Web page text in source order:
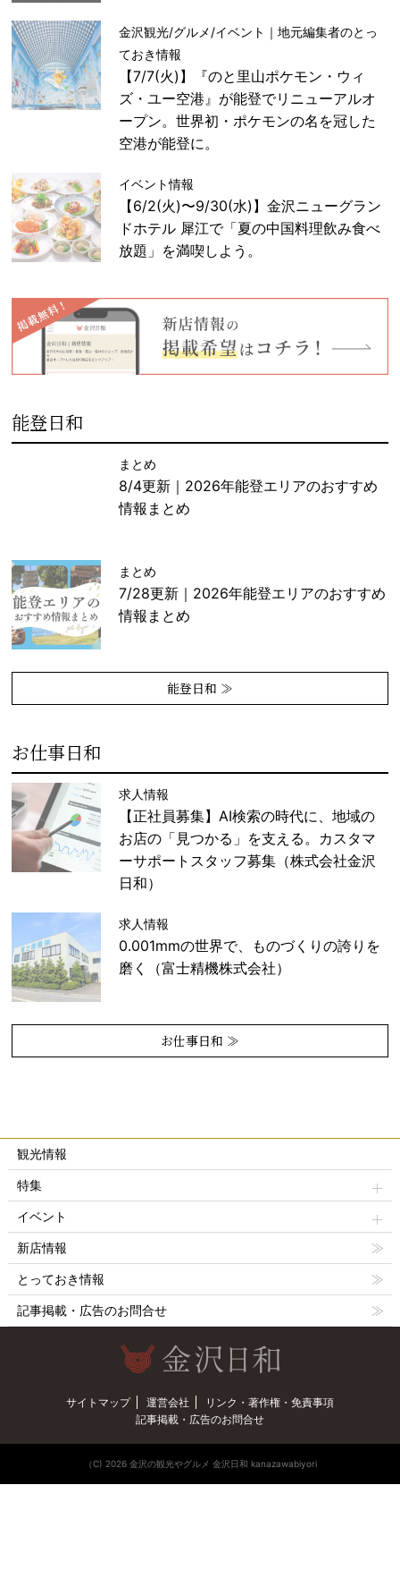
金沢観光/グルメ/イベント｜地元編集者のとっ
ておき情報
【7/7(火)】『のと里山ポケモン・ウィ
ズ・ユー空港』が能登でリニューアルオ
ープン。世界初・ポケモンの名を冠した
空港が能登に。
イベント情報
【6/2(火)〜9/30(水)】金沢ニューグラン
ドホテル 犀江で「夏の中国料理飲み食べ
放題」を満喫しよう。
能登日和
まとめ
8/4更新｜2026年能登エリアのおすすめ
情報まとめ
まとめ
7/28更新｜2026年能登エリアのおすすめ
情報まとめ
能登日和 ≫
お仕事日和
求人情報
【正社員募集】AI検索の時代に、地域の
お店の「見つかる」を支える。カスタマ
ーサポートスタッフ募集（株式会社金沢
日和）
求人情報
0.001mmの世界で、ものづくりの誇りを
磨く（富士精機株式会社）
お仕事日和 ≫
観光情報
特集
イベント
新店情報
とっておき情報
記事掲載・広告のお問合せ
サイトマップ 運営会社
リンク・著作権・免責事項
記事掲載・広告のお問合せ
（C) 2026 金沢の観光やグルメ 金沢日和 kanazawabiyori